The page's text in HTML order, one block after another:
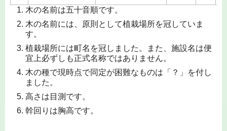
木の名前は五十音順です。
木の名前には、原則として植栽場所を冠していま
す。
植栽場所には町名を冠しました。また、施設名は便
宜上必ずしも正式名称ではありません。
木の種で現時点で同定が困難なものは「？」を付し
ました。
高さは目測です。
幹回りは胸高です。